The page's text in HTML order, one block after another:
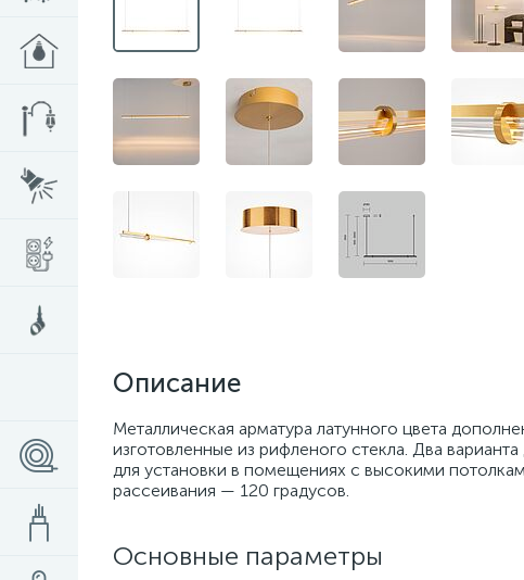
Описание
Металлическая арматура латунного цвета
изготовленные из рифленого стекла. Два
для установки в помещениях с высокими
рассеивания — 120 градусов.
Основные параметры